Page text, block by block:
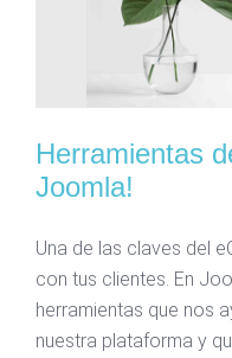
Herramientas
Joomla!
Una de las claves del
con tus clientes. En
herramientas que nos
nuestra plataforma y